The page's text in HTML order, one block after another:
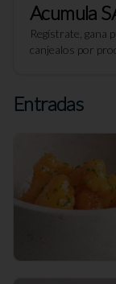
Acumula
Regístrate, gana
canjealos por
Entradas